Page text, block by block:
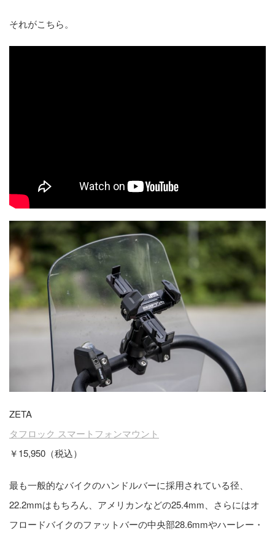
それがこちら。
ZETA
タフロック スマートフォンマウント
￥15,950（税込）
最も一般的なバイクのハンドルバーに採用されている径、
22.2mmはもちろん、アメリカンなどの25.4mm、さらにはオ
フロードバイクのファットバーの中央部28.6mmやハーレー・